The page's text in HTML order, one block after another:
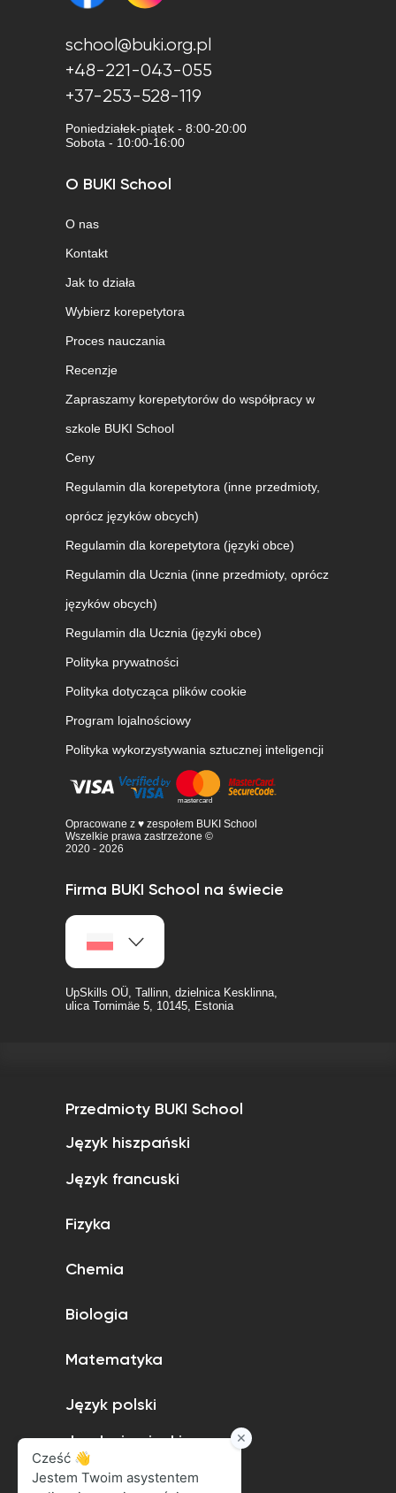
school@buki.org.pl
+48-221-043-055
+37-253-528-119
Poniedziałek-piątek - 8:00-20:00
Sobota - 10:00-16:00
O BUKI School
O nas
Kontakt
Jak to działa
Wybierz korepetytora
Proces nauczania
Recenzje
Zapraszamy korepetytorów do współpracy w
szkole BUKI School
Ceny
Regulamin dla korepetytora (inne przedmioty,
oprócz języków obcych)
Regulamin dla korepetytora (języki obce)
Regulamin dla Ucznia (inne przedmioty, oprócz
języków obcych)
Regulamin dla Ucznia (języki obce)
Polityka prywatności
Polityka dotycząca plików cookie
Program lojalnościowy
Polityka wykorzystywania sztucznej inteligencji
Opracowane z ♥ zespołem BUKI School
Wszelkie prawa zastrzeżone ©
2020 - 2026
Firma BUKI School na świecie
UpSkills OÜ, Tallinn, dzielnica Kesklinna,
ulica Tornimäe 5, 10145, Estonia
Przedmioty BUKI School
Język hiszpański
Język francuski
Fizyka
Chemia
Biologia
Matematyka
Język polski
Język niemiecki
Język angielski